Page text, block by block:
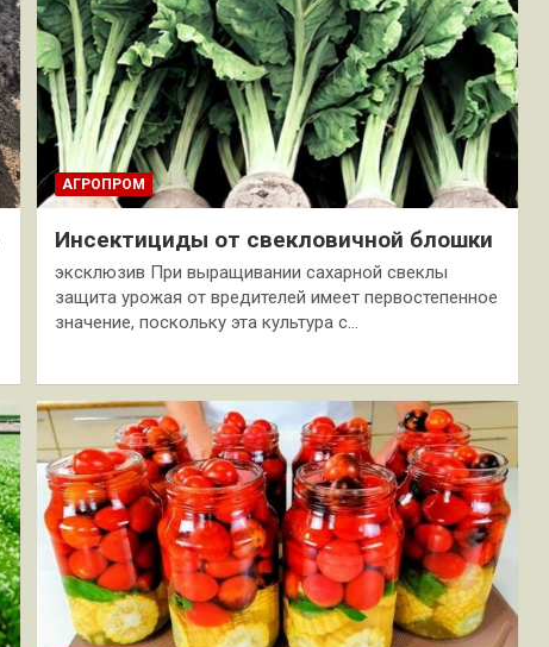
АГРОПРОМ
Инсектициды от свекловичной блошки
эксклюзив При выращивании сахарной свеклы
защита урожая от вредителей имеет первостепенное
значение, поскольку эта культура с…